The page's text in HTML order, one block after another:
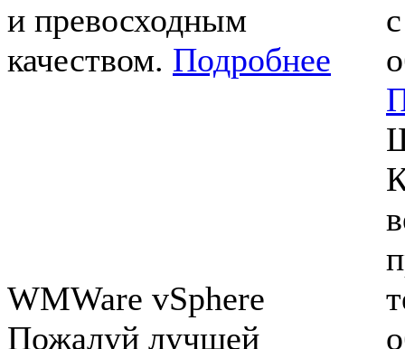
и превосходным
качеством. Подробнее
WMWare vSphere
Пожалуй лучшей